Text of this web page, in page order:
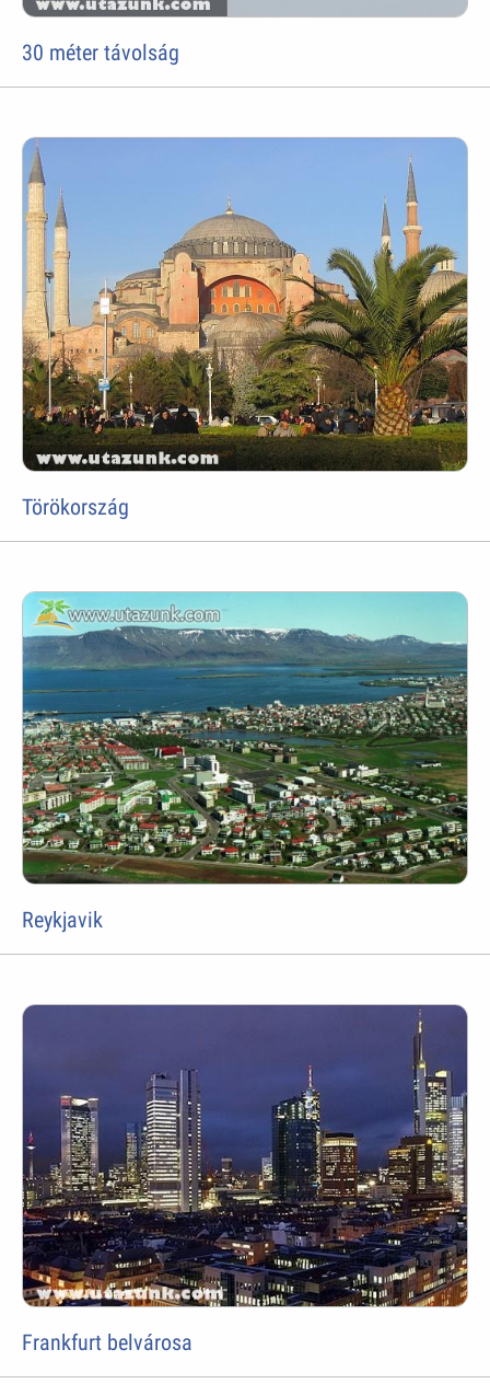
30 méter távolság
Törökország
Reykjavik
Frankfurt belvárosa